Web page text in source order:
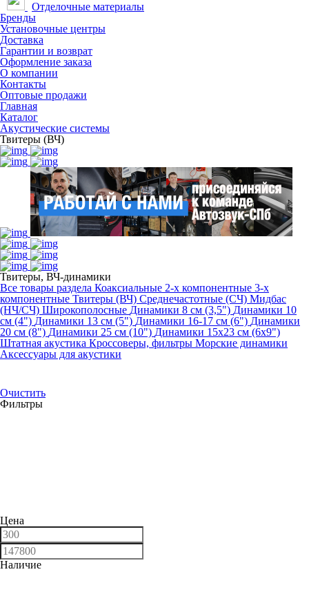
Отделочные материалы
Бренды
Установочные центры
Доставка
Гарантии и возврат
Оформление заказа
О компании
Контакты
Оптовые продажи
Главная
Каталог
Акустические системы
Твитеры (ВЧ)
Твитеры, ВЧ-динамики
Все товары раздела Коаксиальные 2-х компонентные 3-х
компонентные Твитеры (ВЧ) Среднечастотные (СЧ) Мидбас
(НЧ/СЧ) Широкополосные Динамики 8 см (3,5") Динамики 10
см (4") Динамики 13 см (5") Динамики 16-17 см (6") Динамики
20 см (8") Динамики 25 см (10") Динамики 15х23 см (6х9")
Штатная акустика Кроссоверы, фильтры Морские динамики
Аксессуары для акустики
Очистить
Фильтры
Цена
Наличие